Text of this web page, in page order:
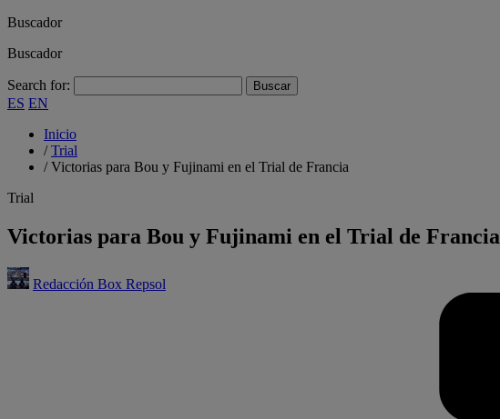
Buscador
Buscador
Search for:
ES EN
Inicio
/Trial
/Victorias para Bou y Fujinami en el Trial de Francia
Trial
Victorias para Bou y Fujinami en el Trial de Francia
Redacción Box Repsol